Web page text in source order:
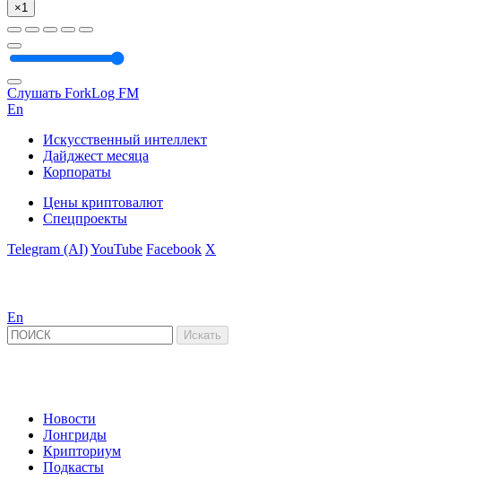
×1
Слушать ForkLog FM
En
Искусственный интеллект
Дайджест месяца
Корпораты
Цены криптовалют
Спецпроекты
Telegram (AI)YouTube Facebook X
En
Новости
Лонгриды
Крипториум
Подкасты